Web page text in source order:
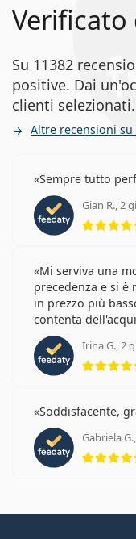
Su 11382
positive. Dai
clienti selezionati.
Altre recensioni su
Sempre tutto
Gian R., 2
Mi serviva una
precedenza e si è
in prezzo più
contenta
Irina G., 2
Soddisfacente,
Gabriela